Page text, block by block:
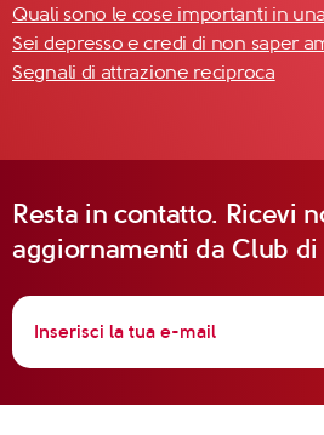
Quali sono le cose importanti in
Sei depresso e credi di non saper
Segnali di attrazione reciproca
Resta in contatto. Ricevi
aggiornamenti da Club di